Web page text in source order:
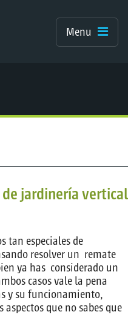
Menu
jardinería vertical
tan especiales de
resolver un remate
ya has considerado un
casos vale la pena
y su funcionamiento,
que no sabes que